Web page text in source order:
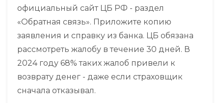
официальный сайт ЦБ РФ - раздел
«Обратная связь». Приложите копию
заявления и справку из банка. ЦБ обязана
рассмотреть жалобу в течение 30 дней. В
2024 году 68% таких жалоб привели к
возврату денег - даже если страховщик
сначала отказывал.